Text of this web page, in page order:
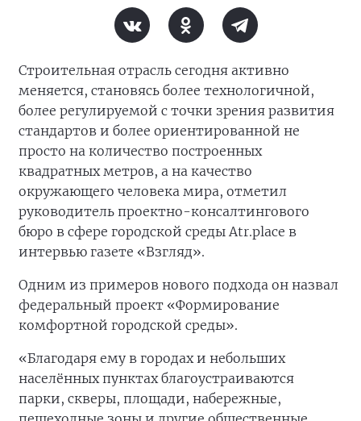
Строительная отрасль сегодня активно
меняется, становясь более технологичной,
более регулируемой с точки зрения развития
стандартов и более ориентированной не
просто на количество построенных
квадратных метров, а на качество
окружающего человека мира, отметил
руководитель проектно-консалтингового
бюро в сфере городской среды Atr.place в
интервью газете «Взгляд».
Одним из примеров нового подхода он назвал
федеральный проект «Формирование
комфортной городской среды».
«Благодаря ему в городах и небольших
населённых пунктах благоустраиваются
парки, скверы, площади, набережные,